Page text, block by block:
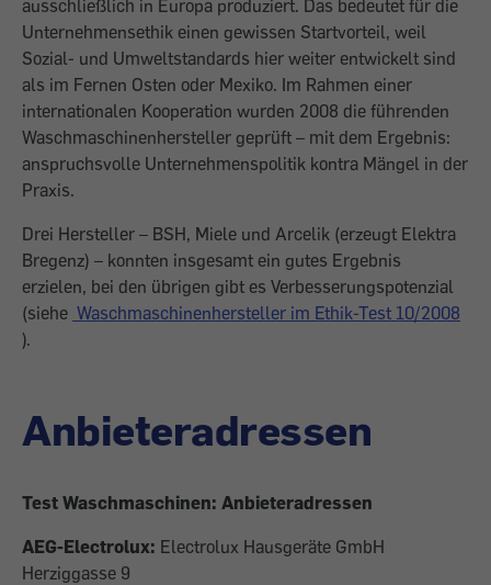
ausschließlich in Europa produziert. Das bedeutet für die
Unternehmensethik einen gewissen Startvorteil, weil
Sozial- und Umweltstandards hier weiter entwickelt sind
als im Fernen Osten oder Mexiko. Im Rahmen einer
internationalen Kooperation wurden 2008 die führenden
Wasch­maschinenhersteller geprüft – mit dem Ergebnis:
anspruchsvolle Unternehmenspolitik kontra Mängel in der
Praxis.
Drei Hersteller – BSH, Miele und Arcelik (erzeugt Elektra
Bregenz) – konnten insgesamt ein gutes Ergebnis
erzielen, bei den übrigen gibt es Verbesserungspotenzial
(siehe Waschmaschinenhersteller im Ethik-Test 10/2008
).
Anbieteradressen
Test Waschmaschinen: Anbieteradressen
AEG-Electrolux: Electrolux Hausgeräte GmbH
Herziggasse 9